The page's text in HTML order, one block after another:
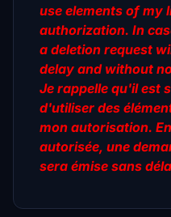
use elements of my
authorization. In
a deletion request
delay and without
Je rappelle qu'il est
d'utiliser des
mon autorisation.
autorisée, une
sera émise sans